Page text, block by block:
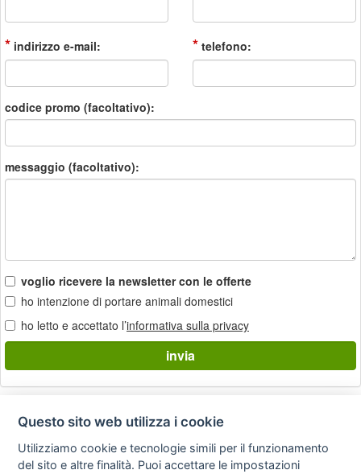
* indirizzo e-mail: * telefono:
codice promo (facoltativo):
messaggio (facoltativo):
voglio ricevere la newsletter con le offerte
ho intenzione di portare animali domestici
ho letto e accettato l’informativa sulla privacy
Privacy
policy
Avviso
legale
Questo sito web utilizza i cookie
Utilizziamo cookie e tecnologie simili per il funzionamento
del sito e altre finalità. Puoi accettare le impostazioni